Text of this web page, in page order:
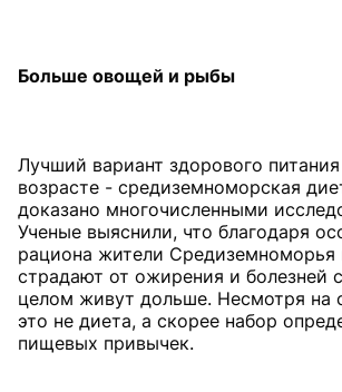
Больше овощей и рыбы
Лучший вариант здорового
возрасте - средиземноморская
доказано многочисленными
Ученые выяснили, что благодаря
рациона жители
страдают от ожирения и болезней
целом живут дольше. Несмотря на
это не диета, а скорее набор
пищевых привычек.